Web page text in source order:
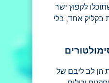
לקפוץ ישר
אחד, בלי
הן לב ליבם של